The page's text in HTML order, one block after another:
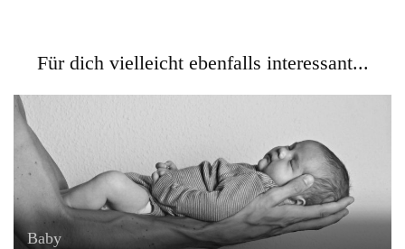
Für dich vielleicht ebenfalls interessant...
Baby